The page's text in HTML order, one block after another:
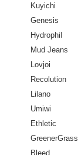
Kuyichi
Genesis
Hydrophil
Mud Jeans
Lovjoi
Recolution
Lilano
Umiwi
Ethletic
GreenerGrass
Bleed